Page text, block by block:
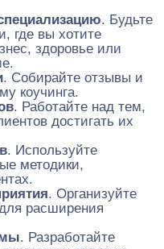
. Будьте
где вы хотите
здоровье или
. Собирайте отзывы и
коучинга.
. Работайте над тем,
достигать их
. Используйте
методики,
. Организуйте
расширения
. Разработайте